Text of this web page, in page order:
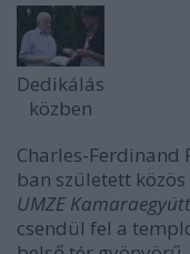
Dedikálás
közben
Charles-Ferdinand
ban született
UMZE
csendül fel a